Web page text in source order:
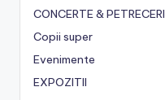
CONCERTE & PETRECERI
Copii super
Evenimente
EXPOZITII